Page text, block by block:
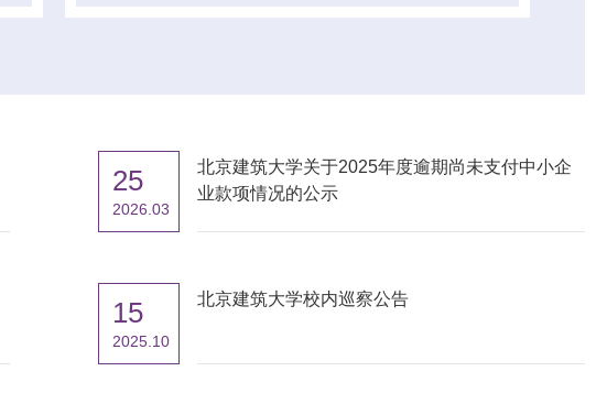
25
2026.03
北京建筑大学关于2025年度逾期尚未支付中小企
业款项情况的公示
15
2025.10
北京建筑大学校内巡察公告